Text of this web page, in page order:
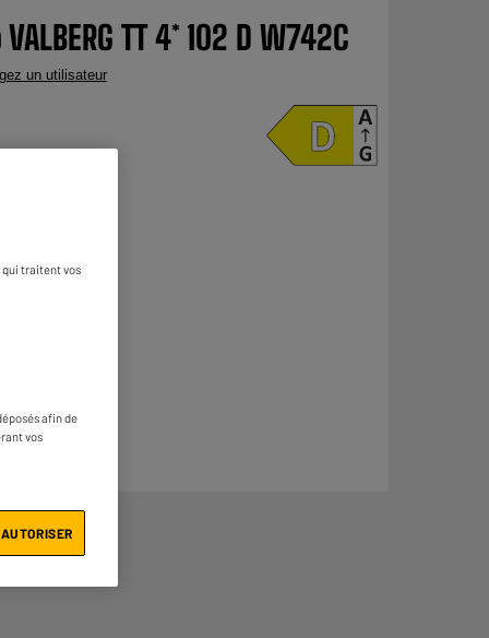
TT 4* 102 D W742C
un utilisateur
qui traitent vos
afin de
vos